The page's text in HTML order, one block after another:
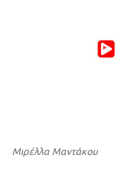
Μιρέλλα Μαντάκου